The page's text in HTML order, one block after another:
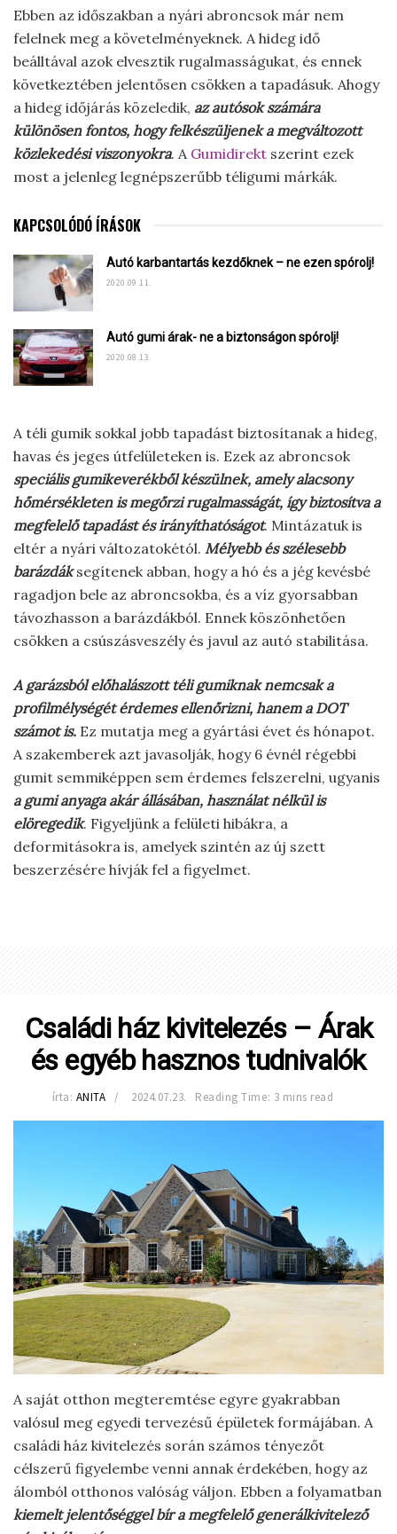
Ebben az időszakban a nyári abroncsok már nem
felelnek meg a követelményeknek. A hideg idő
beálltával azok elvesztik rugalmasságukat, és ennek
következtében jelentősen csökken a tapadásuk. Ahogy
a hideg időjárás közeledik, az autósok számára
különösen fontos, hogy felkészüljenek a megváltozott
közlekedési viszonyokra. A Gumidirekt szerint ezek
most a jelenleg legnépszerűbb téligumi márkák.
KAPCSOLÓDÓ ÍRÁSOK
Autó karbantartás kezdőknek – ne ezen spórolj!
2020.09.11.
Autó gumi árak- ne a biztonságon spórolj!
2020.08.13.
A téli gumik sokkal jobb tapadást biztosítanak a hideg,
havas és jeges útfelületeken is. Ezek az abroncsok
speciális gumikeverékből készülnek, amely alacsony
hőmérsékleten is megőrzi rugalmasságát, így biztosítva a
megfelelő tapadást és irányíthatóságot. Mintázatuk is
eltér a nyári változatokétól. Mélyebb és szélesebb
barázdáksegítenek abban, hogy a hó és a jég kevésbé
ragadjon bele az abroncsokba, és a víz gyorsabban
távozhasson a barázdákból. Ennek köszönhetően
csökken a csúszásveszély és javul az autó stabilitása.
A garázsból előhalászott téli gumiknak nemcsak a
profilmélységét érdemes ellenőrizni, hanem a DOT
számot is. Ez mutatja meg a gyártási évet és hónapot.
A szakemberek azt javasolják, hogy 6 évnél régebbi
gumit semmiképpen sem érdemes felszerelni, ugyanis
a gumi anyaga akár állásában, használat nélkül is
elöregedik. Figyeljünk a felületi hibákra, a
deformitásokra is, amelyek szintén az új szett
beszerzésére hívják fel a figyelmet.
Családi ház kivitelezés – Árak
és egyéb hasznos tudnivalók
írta: ANITA 2024.07.23. Reading Time: 3 mins read
A saját otthon megteremtése egyre gyakrabban
valósul meg egyedi tervezésű épületek formájában. A
családi ház kivitelezés során számos tényezőt
célszerű figyelembe venni annak érdekében, hogy az
álomból otthonos valóság váljon. Ebben a folyamatban
kiemelt jelentőséggel bír a megfelelő generálkivitelező